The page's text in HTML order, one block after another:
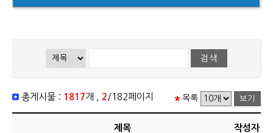
총게시물 : 1817개 , 2 /182페이지 목록
제목 작성자